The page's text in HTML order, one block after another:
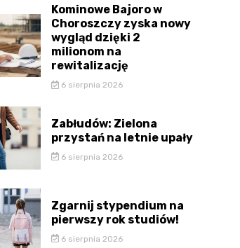
Kominowe Bajoro w
Choroszczy zyska nowy
wygląd dzięki 2
milionom na
rewitalizację
6 sierpnia 2026
Zabłudów: Zielona
przystań na letnie upały
6 sierpnia 2026
Zgarnij stypendium na
pierwszy rok studiów!
6 sierpnia 2026